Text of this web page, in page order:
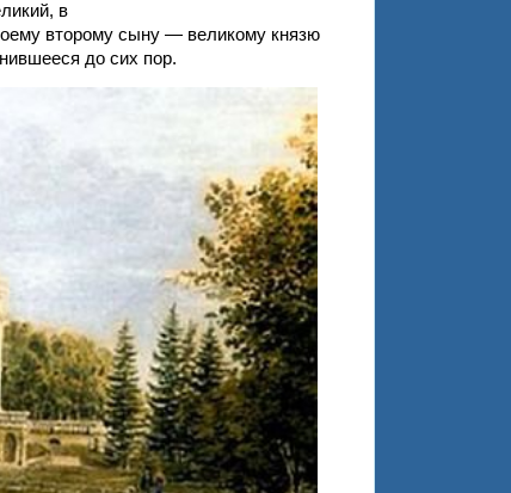
в
второму сыну — великому князю
до сих пор.